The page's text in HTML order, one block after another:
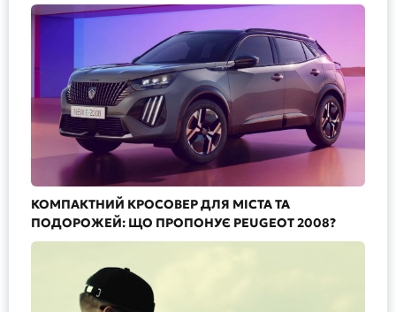
КОМПАКТНИЙ КРОСОВЕР ДЛЯ МІСТА ТА
ПОДОРОЖЕЙ: ЩО ПРОПОНУЄ PEUGEOT 2008?